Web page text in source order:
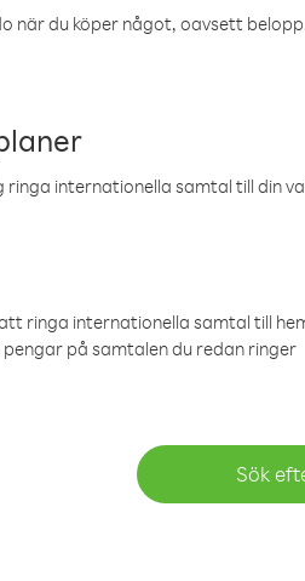
när du köper något, oavsett
internationella samtal till din
ringa internationella samtal till
på samtalen du redan ringer
Sök